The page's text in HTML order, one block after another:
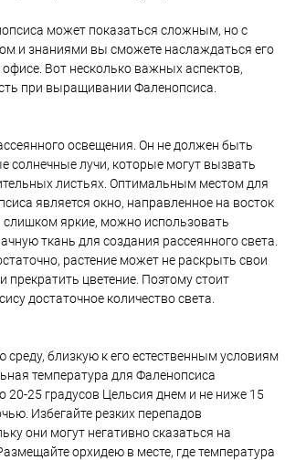
может показаться сложным, но с
и знаниями вы сможете наслаждаться его
Вот несколько важных аспектов,
при выращивании Фаленопсиса.
освещения. Он не должен быть
солнечные лучи, которые могут вызвать
листьях. Оптимальным местом для
является окно, направленное на восток
слишком яркие, можно использовать
ткань для создания рассеянного света.
растение может не раскрыть свои
прекратить цветение. Поэтому стоит
достаточное количество света.
среду, близкую к его естественным условиям
температура для Фаленопсиса
20-25 градусов Цельсия днем и не ниже 15
Избегайте резких перепадов
они могут негативно сказаться на
орхидею в месте, где температура